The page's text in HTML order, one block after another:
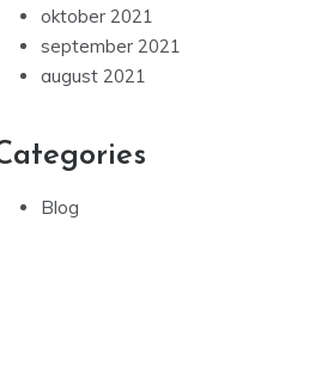
oktober 2021
september 2021
august 2021
Blog